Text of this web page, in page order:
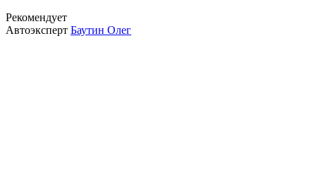
Рекомендует
Автоэксперт Баутин Олег